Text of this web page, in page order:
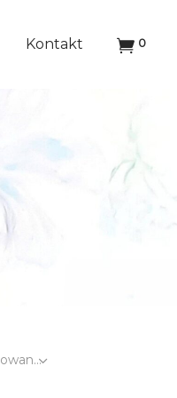
Kontakt 0
Domyślne sortowanie